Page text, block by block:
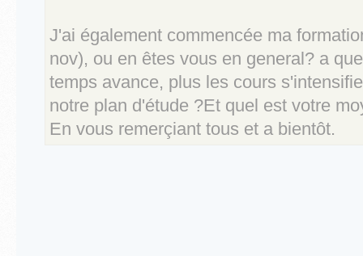
J'ai également commencée ma
nov), ou en êtes vous en general? a
temps avance, plus les cours
notre plan d'étude ?Et quel est votre
En vous remerçiant tous et a bientôt.